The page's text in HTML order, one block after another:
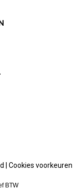
Cookies voorkeuren
BTW